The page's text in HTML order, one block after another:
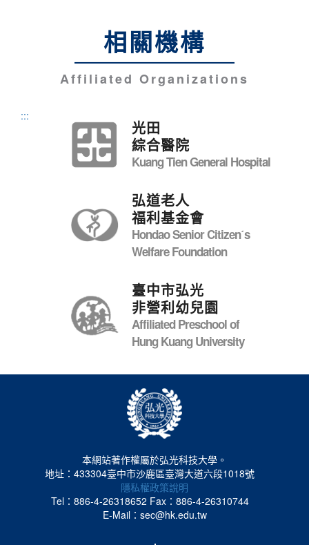
相關機構
Affiliated Organizations
:::
光田
綜合醫院
Kuang Tien General Hospital
弘道老人
福利基金會
Hondao Senior Citizenˊs
Welfare Foundation
臺中市弘光
非營利幼兒園
Affiliated Preschool of
Hung Kuang University
本網站著作權屬於弘光科技大學。
地址：433304臺中市沙鹿區臺灣大道六段1018號
隱私權政策說明
Tel：886-4-26318652 Fax：886-4-26310744
E-Mail：sec@hk.edu.tw